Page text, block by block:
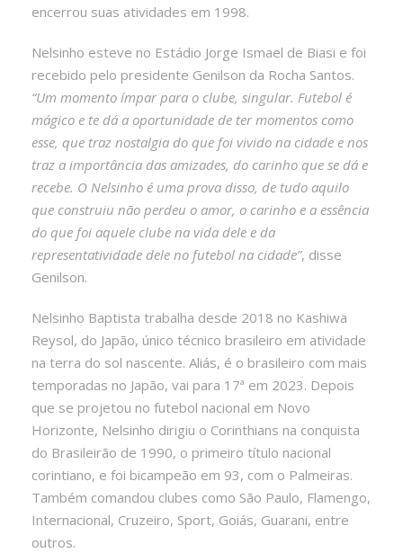
encerrou suas atividades em 1998.
Nelsinho esteve no Estádio Jorge Ismael de Biasi e foi
recebido pelo presidente Genilson da Rocha Santos.
“Um momento ímpar para o clube, singular. Futebol é
mágico e te dá a oportunidade de ter momentos como
esse, que traz nostalgia do que foi vivido na cidade e nos
traz a importância das amizades, do carinho que se dá e
recebe. O Nelsinho é uma prova disso, de tudo aquilo
que construiu não perdeu o amor, o carinho e a essência
do que foi aquele clube na vida dele e da
representatividade dele no futebol na cidade”, disse
Genilson.
Nelsinho Baptista trabalha desde 2018 no Kashiwa
Reysol, do Japão, único técnico brasileiro em atividade
na terra do sol nascente. Aliás, é o brasileiro com mais
temporadas no Japão, vai para 17ª em 2023. Depois
que se projetou no futebol nacional em Novo
Horizonte, Nelsinho dirigiu o Corinthians na conquista
do Brasileirão de 1990, o primeiro título nacional
corintiano, e foi bicampeão em 93, com o Palmeiras.
Também comandou clubes como São Paulo, Flamengo,
Internacional, Cruzeiro, Sport, Goiás, Guarani, entre
outros.